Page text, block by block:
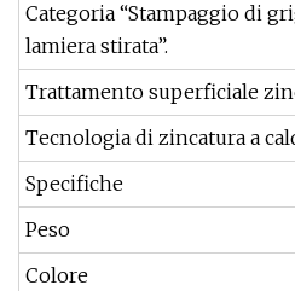
Categoria “Stampaggio di
lamiera stirata”.
Trattamento superficiale
Tecnologia di zincatura a
Specifiche
Peso
Colore